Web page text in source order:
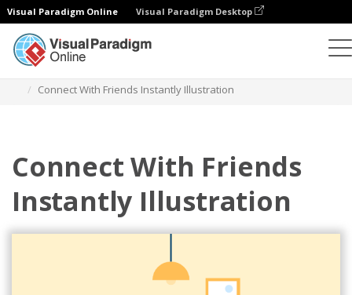
Visual Paradigm Online Visual Paradigm Desktop
Connect With Friends Instantly Illustration
Connect With Friends
Instantly Illustration